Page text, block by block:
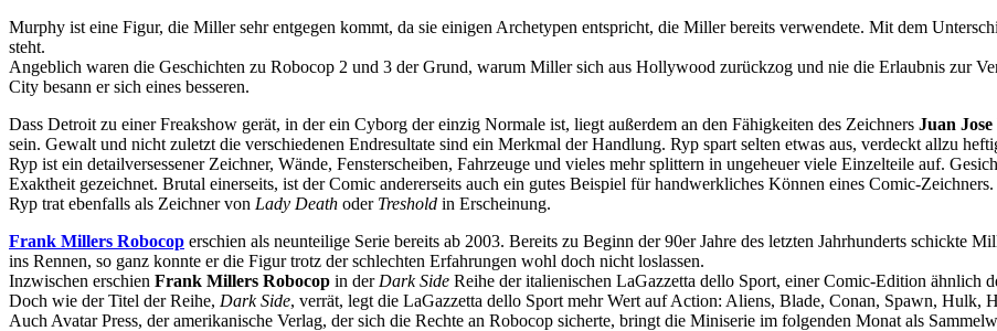
Murphy ist eine Figur, die Miller sehr entgegen kommt, da sie einigen Archetypen entspricht, die Miller bereits verwendete. Mit dem
steht.
Angeblich waren die Geschichten zu Robocop 2 und 3 der Grund, warum Miller sich aus Hollywood zurückzog und nie die Erlaubnis zur
City besann er sich eines besseren.
Dass Detroit zu einer Freakshow gerät, in der ein Cyborg der einzig Normale ist, liegt außerdem an den Fähigkeiten des Zeichners Juan
sein. Gewalt und nicht zuletzt die verschiedenen Endresultate sind ein Merkmal der Handlung. Ryp spart selten etwas aus, verdeckt allzu
Ryp ist ein detailversessener Zeichner, Wände, Fensterscheiben, Fahrzeuge und vieles mehr splittern in ungeheuer viele Einzelteile auf.
Exaktheit gezeichnet. Brutal einerseits, ist der Comic andererseits auch ein gutes Beispiel für handwerkliches Können eines Comic-Zeichners.
Ryp trat ebenfalls als Zeichner von Lady Death oder Treshold in Erscheinung.
Frank Millers Robocop erschien als neunteilige Serie bereits ab 2003. Bereits zu Beginn der 90er Jahre des letzten Jahrhunderts schickte
ins Rennen, so ganz konnte er die Figur trotz der schlechten Erfahrungen wohl doch nicht loslassen.
Inzwischen erschien Frank Millers Robocop in der Dark Side Reihe der italienischen LaGazzetta dello Sport, einer Comic-Edition
Doch wie der Titel der Reihe, Dark Side, verrät, legt die LaGazzetta dello Sport mehr Wert auf Action: Aliens, Blade, Conan, Spawn, Hulk,
Auch Avatar Press, der amerikanische Verlag, der sich die Rechte an Robocop sicherte, bringt die Miniserie im folgenden Monat als